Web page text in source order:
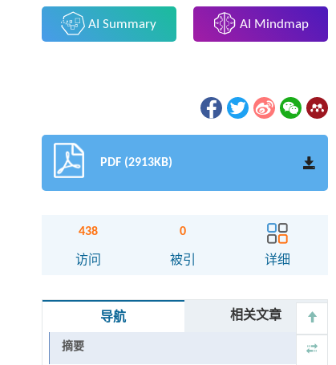
AI Summary AI Mindmap
PDF (2913KB)
438
访问
0
被引 详细
导航 相关文章
摘要